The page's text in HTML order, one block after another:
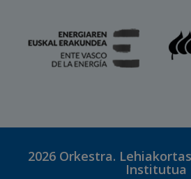
2026 Orkestra.
Institutua